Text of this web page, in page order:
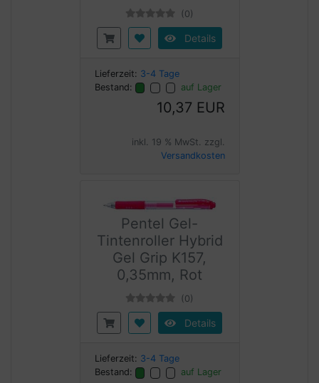
(0)
Details
Lieferzeit: 3-4 Tage
Bestand:
auf Lager
10,37 EUR
inkl. 19 % MwSt. zzgl.
Versandkosten
Pentel Gel-
Tintenroller Hybrid
Gel Grip K157,
0,35mm, Rot
(0)
Details
Lieferzeit: 3-4 Tage
Bestand:
auf Lager